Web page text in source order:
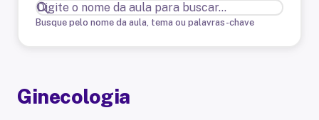
Busque pelo nome da aula, tema ou palavras-chave
Ginecologia